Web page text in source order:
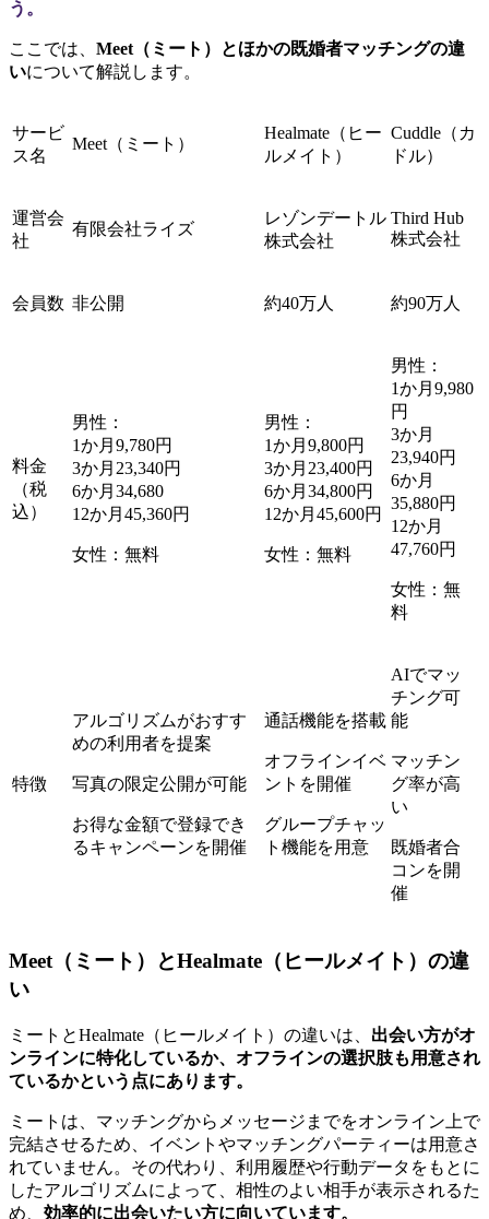
う。
ここでは、 Meet（ミート）とほかの既婚者マッチングの違
いについて解説します。
サービ
ス名
Meet（ミート）
Healmate（ヒー
ルメイト）
Cuddle（カ
ドル）
運営会
社
有限会社ライズ
レゾンデートル
株式会社
Third Hub
株式会社
会員数 非公開 約40万人 約90万人
料金
（税
込）
男性：
1か月9,780円
3か月23,340円
6か月34,680
12か月45,360円
女性：無料
男性：
1か月9,800円
3か月23,400円
6か月34,800円
12か月45,600円
女性：無料
男性：
1か月9,980
円
3か月
23,940円
6か月
35,880円
12か月
47,760円
女性：無
料
特徴
アルゴリズムがおすす
めの利用者を提案
写真の限定公開が可能
お得な金額で登録でき
るキャンペーンを開催
通話機能を搭載
オフラインイベ
ントを開催
グループチャッ
ト機能を用意
AIでマッ
チング可
能
マッチン
グ率が高
い
既婚者合
コンを開
催
Meet（ミート）とHealmate（ヒールメイト）の違
い
ミートとHealmate（ヒールメイト）の違いは、 出会い方がオ
ンラインに特化しているか、オフラインの選択肢も用意され
ているかという点にあります。
ミートは、マッチングからメッセージまでをオンライン上で
完結させるため、イベントやマッチングパーティーは用意さ
れていません。その代わり、利用履歴や行動データをもとに
したアルゴリズムによって、相性のよい相手が表示されるた
め、 効率的に出会いたい方に向いています。